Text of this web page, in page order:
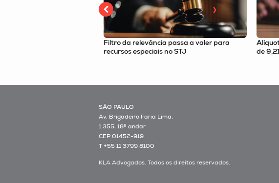
Alíquota da CBS tem estimativa implícita
de 9,21% revelada por resolução do CGIBS
SÃO PAULO
Av. Brigadeiro Faria Lima,
1.355, 18º andar
CEP 01452-919
T +55 11 3799 8100
KLA Advogados. Todos os direitos reservados.